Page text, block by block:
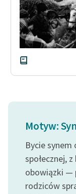
Motyw: Syn
Bycie synem
społecznej,
obowiązki —
rodziców